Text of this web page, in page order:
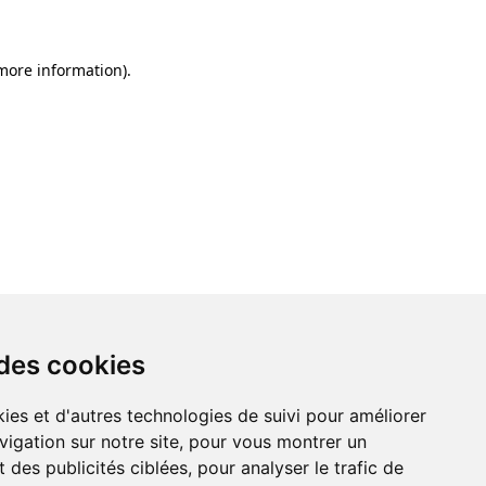
cookies
et d'autres technologies de suivi pour améliorer
sur notre site, pour vous montrer un
des publicités ciblées, pour analyser le trafic de
cookies
et d'autres technologies de suivi pour améliorer
sur notre site, pour vous montrer un
des publicités ciblées, pour analyser le trafic de
information).